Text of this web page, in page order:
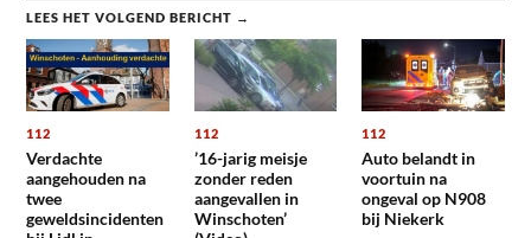
LEES HET VOLGEND BERICHT →
112
Verdachte
aangehouden na
twee
geweldsincidenten
112
’16-jarig meisje
zonder reden
aangevallen in
Winschoten’
112
Auto belandt in
voortuin na
ongeval op N908
bij Niekerk